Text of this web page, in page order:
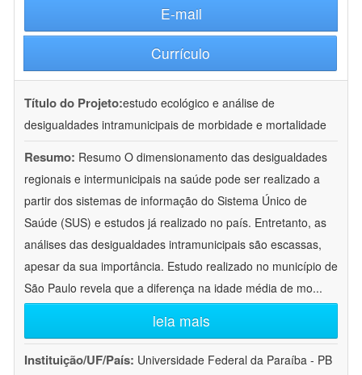
E-mail
Currículo
Título do Projeto:estudo ecológico e análise de
desigualdades intramunicipais de morbidade e mortalidade
Resumo: Resumo O dimensionamento das desigualdades
regionais e intermunicipais na saúde pode ser realizado a
partir dos sistemas de informação do Sistema Único de
Saúde (SUS) e estudos já realizado no país. Entretanto, as
análises das desigualdades intramunicipais são escassas,
apesar da sua importância. Estudo realizado no município de
São Paulo revela que a diferença na idade média de mo...
leia mais
Instituição/UF/País: Universidade Federal da Paraíba - PB